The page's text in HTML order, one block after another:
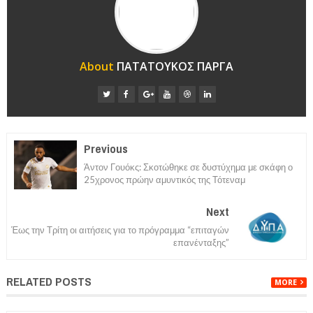
About ΠΑΤΑΤΟΥΚΟΣ ΠΑΡΓΑ
Previous
Άντον Γουόκς: Σκοτώθηκε σε δυστύχημα με σκάφη ο
25χρονος πρώην αμυντικός της Τότεναμ
Next
Έως την Τρίτη οι αιτήσεις για το πρόγραμμα “επιταγών
επανένταξης”
RELATED POSTS MORE